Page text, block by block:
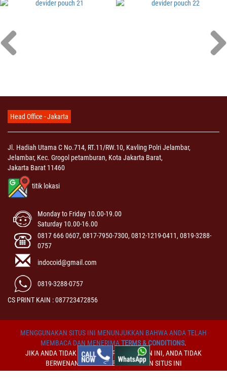
Head Office - Jakarta
Jl. Hadiah Utama C No.714, RT.11/RW.10, Kavling Polri Jelambar,
Jelambar, Kec. Grogol petamburan, Kota Jakarta Barat,
Jakarta Barat 11460
titik lokasi
Monday to Friday 10.00-19.00
Saturday 10.00-16.00
0817 666 0607, 0817-7950-7300, 0812-1219-0411, 0819-3288-
0757
indocoid@gmail.com
0819-3288-0757
CS PRINT KAIN : 087723472856
MENGGUNAKAN SITUS INI MENUNJUKKAN BAHWA ANDA TELAH
MEMBACA DAN MENERIMATERMS & CONDITIONS.
JIKA ANDA TIDAK MENERIMA PERSYARATAN INI, ANDA TIDAK
BERWENANG UNTUK MENGGUNAKAN SITUS INI